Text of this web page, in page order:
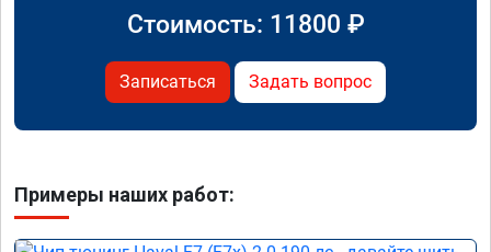
Стоимость: 11800 ₽
Записаться Задать вопрос
Примеры наших работ: